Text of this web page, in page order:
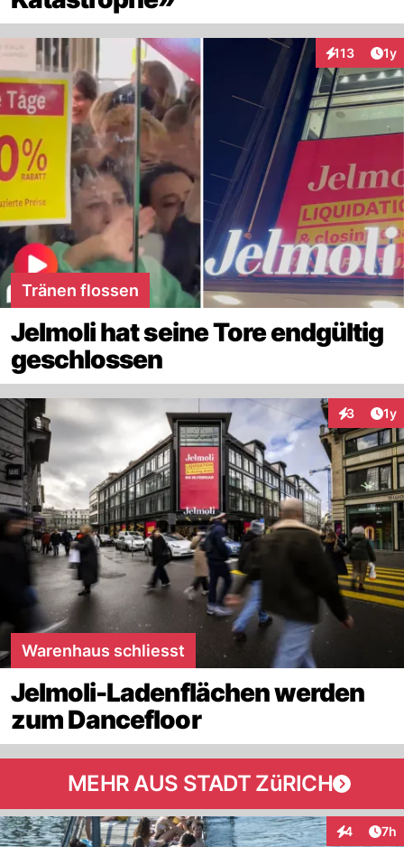
113
Interaktionen
1y
Tränen flossen
Jelmoli hat seine Tore endgültig
geschlossen
3 1y
Warenhaus schliesst
Jelmoli-Ladenflächen werden
zum Dancefloor
MEHR AUS STADT ZüRICH
4 7h